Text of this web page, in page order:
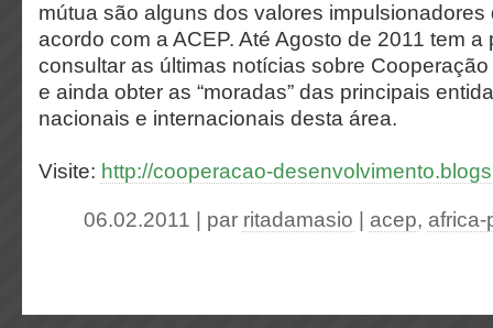
mútua são alguns dos valores impulsionadores
acordo com a ACEP. Até Agosto de 2011 tem a
consultar as últimas notícias sobre
e ainda obter as “moradas” das principais
nacionais e internacionais desta área.
Visite: http://cooperacao-
06.02.2011 | par ritadamasio acep, africa-